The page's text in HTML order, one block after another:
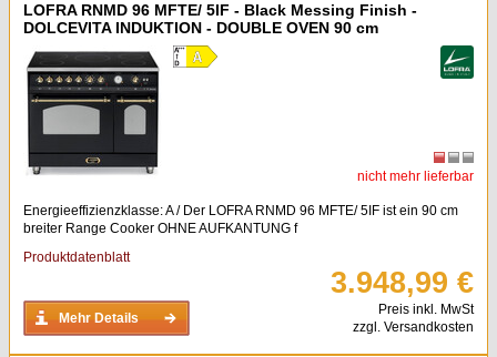
LOFRA RNMD 96 MFTE/ 5IF - Black Messing Finish -
DOLCEVITA INDUKTION - DOUBLE OVEN 90 cm
nicht mehr lieferbar
Energieeffizienzklasse: A / Der LOFRA RNMD 96 MFTE/ 5IF ist ein 90 cm
breiter Range Cooker OHNE AUFKANTUNG f
Produktdatenblatt
Mehr Details
3.948,99 €
Preis inkl. MwSt
zzgl. Versandkosten